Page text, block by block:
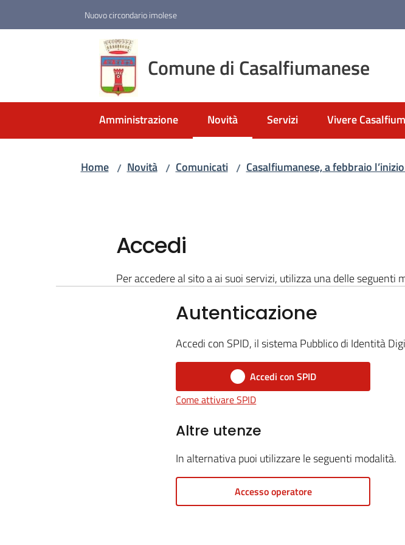
Nuovo circondario imolese
Comune di Casalfiumanese
Amministrazione Novità
Menu selezionato
Servizi Vivere
Home / Novità / Comunicati / Casalfiumanese, a febbraio
Accedi
Per accedere al sito a ai suoi servizi, utilizza una delle seguenti
Autenticazione
Accedi con SPID, il sistema Pubblico di Identità
Accedi con SPID
Come attivare SPID
Altre utenze
In alternativa puoi utilizzare le seguenti modalità.
Accesso operatore